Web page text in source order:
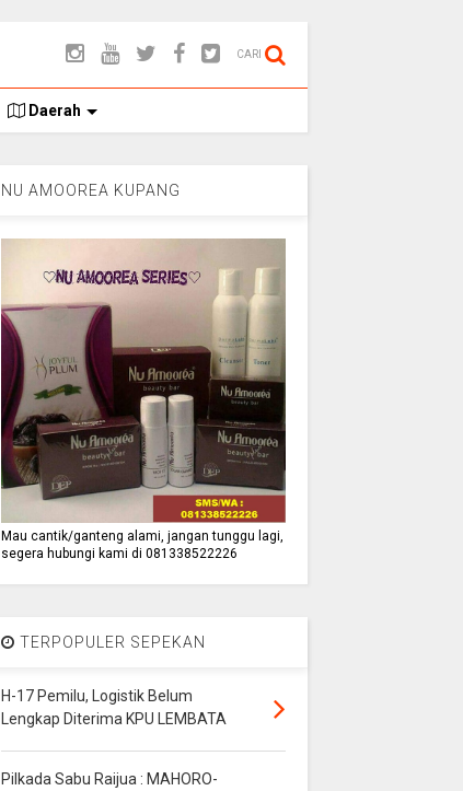
CARI
Daerah
NU AMOOREA KUPANG
Mau cantik/ganteng alami, jangan tunggu lagi,
segera hubungi kami di 081338522226
TERPOPULER SEPEKAN
H-17 Pemilu, Logistik Belum
Lengkap Diterima KPU LEMBATA
Pilkada Sabu Raijua : MAHORO-